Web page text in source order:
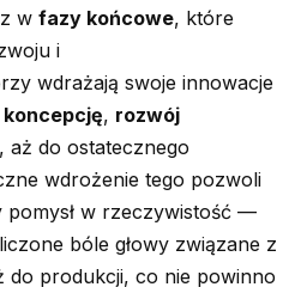
w fazy końcowe, które
i
wdrażają swoje innowacje
koncepcję, rozwój
, aż do ostatecznego
wdrożenie tego pozwoli
pomysł w rzeczywistość —
bóle głowy związane z
do produkcji, co nie powinno